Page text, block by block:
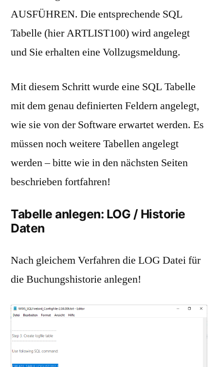
AUSFÜHREN. Die entsprechende SQL
Tabelle (hier ARTLIST100) wird angelegt
und Sie erhalten eine Vollzugsmeldung.
Mit diesem Schritt wurde eine SQL Tabelle
mit dem genau definierten Feldern angelegt,
wie sie von der Software erwartet werden. Es
müssen noch weitere Tabellen angelegt
werden – bitte wie in den nächsten Seiten
beschrieben fortfahren!
Tabelle anlegen: LOG / Historie
Daten
Nach gleichem Verfahren die LOG Datei für
die Buchungshistorie anlegen!